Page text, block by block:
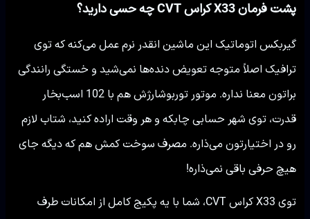
پشت فرمان X33 کراس CVT چه حسی دارید؟
گیربکس اتوماتیک این ماشین انقدر نرم عمل می‌کنه که توی
ترافیک اصلاً متوجه تعویض دنده‌ها نمی‌شید و خستگی رانندگی
براتون معنا نداره. موتور توربوشارژش هم با 102 اسب‌بخار
قدرت، توی شهر حسابی چابکه و هر وقت اراده کنید، شتاب لازم
رو در اختیارتون می‌ذاره. مصرف سوخت کمش هم که دیگه جای
هیچ حرفی باقی نمی‌ذاره!
توی X33 کراس CVT، شما با یه پکیج کامل از امکانات طرف